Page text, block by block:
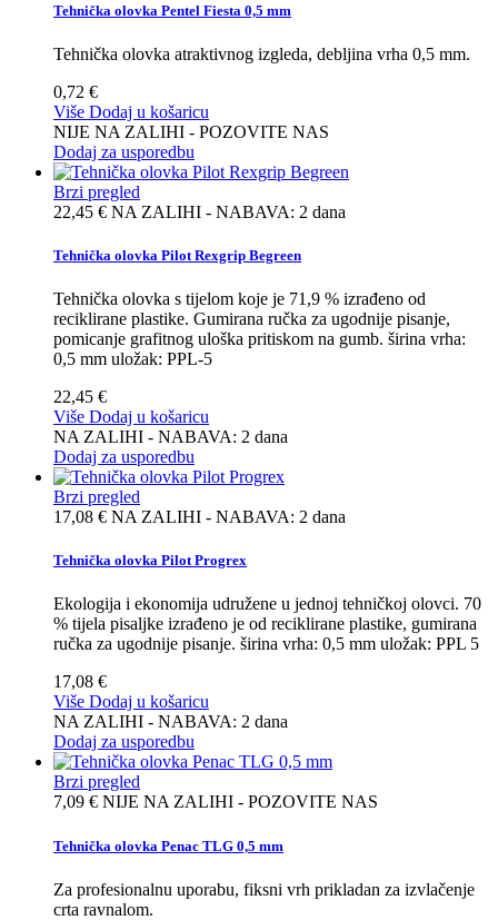
Tehnička olovka Pentel Fiesta 0,5 mm
Tehnička olovka atraktivnog izgleda, debljina vrha 0,5 mm.
0,72 €
Više Dodaj u košaricu
NIJE NA ZALIHI - POZOVITE NAS
Dodaj za usporedbu
Brzi pregled
22,45 € NA ZALIHI - NABAVA: 2 dana
Tehnička olovka Pilot Rexgrip Begreen
Tehnička olovka s tijelom koje je 71,9 % izrađeno od
reciklirane plastike. Gumirana ručka za ugodnije pisanje,
pomicanje grafitnog uloška pritiskom na gumb. širina vrha:
0,5 mm uložak: PPL-5
22,45 €
Više Dodaj u košaricu
NA ZALIHI - NABAVA: 2 dana
Dodaj za usporedbu
Brzi pregled
17,08 € NA ZALIHI - NABAVA: 2 dana
Tehnička olovka Pilot Progrex
Ekologija i ekonomija udružene u jednoj tehničkoj olovci. 70
% tijela pisaljke izrađeno je od reciklirane plastike, gumirana
ručka za ugodnije pisanje. širina vrha: 0,5 mm uložak: PPL 5
17,08 €
Više Dodaj u košaricu
NA ZALIHI - NABAVA: 2 dana
Dodaj za usporedbu
Brzi pregled
7,09 € NIJE NA ZALIHI - POZOVITE NAS
Tehnička olovka Penac TLG 0,5 mm
Za profesionalnu uporabu, fiksni vrh prikladan za izvlačenje
crta ravnalom.